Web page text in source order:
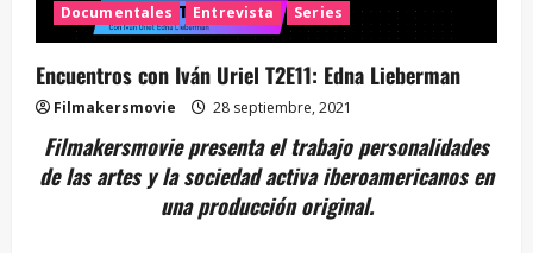
Documentales Entrevista Series
Encuentros con Iván Uriel T2E11: Edna Lieberman
Filmakersmovie 28 septiembre, 2021
Filmakersmovie presenta el trabajo personalidades
de las artes y la sociedad activa iberoamericanos en
una producción original.